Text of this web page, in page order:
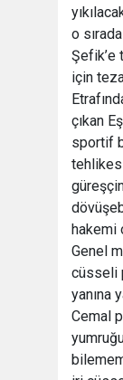
o
Şefik’e
için
çıkan
sportif
hakemi
Genel
cüsseli
yanına
Cemal